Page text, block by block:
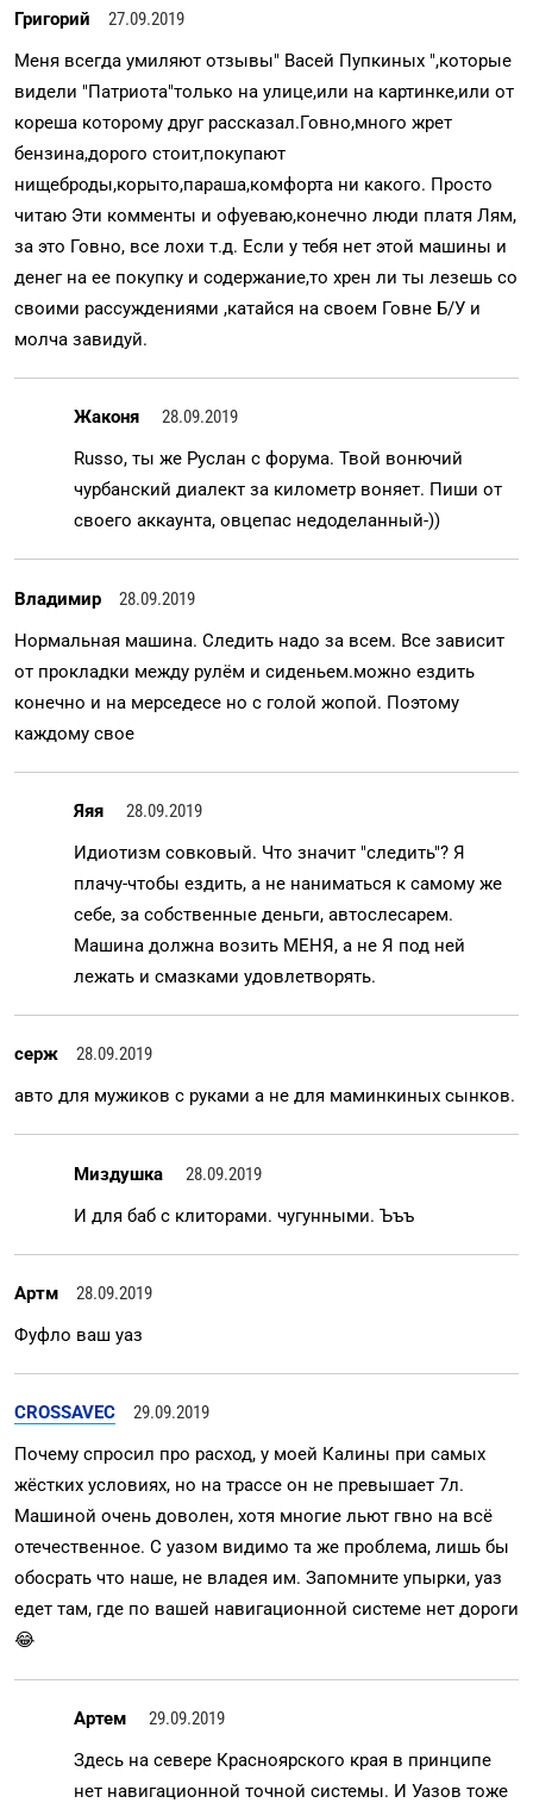
Григорий
27.09.2019
Меня всегда умиляют отзывы" Васей Пупкиных ",которые
видели "Патриота"только на улице,или на картинке,или от
кореша которому друг рассказал.Говно,много жрет
бензина,дорого стоит,покупают
нищеброды,корыто,параша,комфорта ни какого. Просто
читаю Эти комменты и офуеваю,конечно люди платя Лям,
за это Говно, все лохи т.д. Если у тебя нет этой машины и
денег на ее покупку и содержание,то хрен ли ты лезешь со
своими рассуждениями ,катайся на своем Говне Б/У и
молча завидуй.
Жаконя
28.09.2019
Russo, ты же Руслан с форума. Твой вонючий
чурбанский диалект за километр воняет. Пиши от
своего аккаунта, овцепас недоделанный-))
Владимир
28.09.2019
Нормальная машина. Следить надо за всем. Все зависит
от прокладки между рулём и сиденьем.можно ездить
конечно и на мерседесе но с голой жопой. Поэтому
каждому свое
Яяя
28.09.2019
Идиотизм совковый. Что значит "следить"? Я
плачу-чтобы ездить, а не наниматься к самому же
себе, за собственные деньги, автослесарем.
Машина должна возить МЕНЯ, а не Я под ней
лежать и смазками удовлетворять.
серж
28.09.2019
авто для мужиков с руками а не для маминкиных сынков.
Миздушка
28.09.2019
И для баб с клиторами. чугунными. Ъъъ
Артм
28.09.2019
Фуфло ваш уаз
CROSSAVEC
29.09.2019
Почему спросил про расход, у моей Калины при самых
жёстких условиях, но на трассе он не превышает 7л.
Машиной очень доволен, хотя многие льют гвно на всё
отечественное. С уазом видимо та же проблема, лишь бы
обосрать что наше, не владея им. Запомните упырки, уаз
едет там, где по вашей навигационной системе нет дороги
😂
Артем
29.09.2019
Здесь на севере Красноярского края в принципе
нет навигационной точной системы. И Уазов тоже